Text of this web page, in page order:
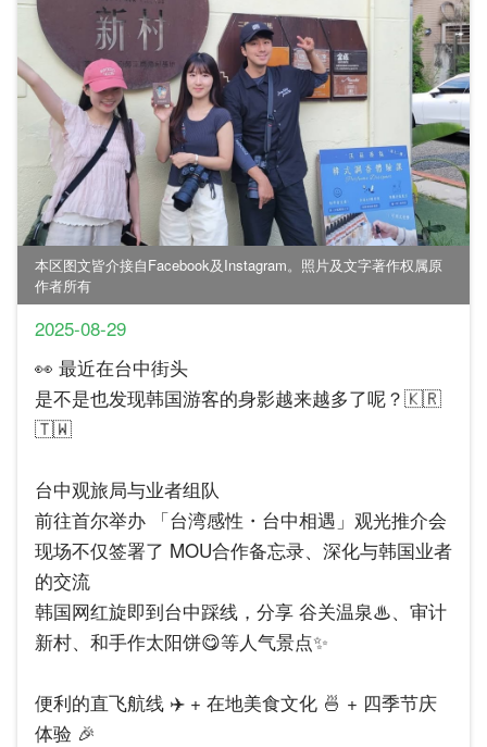
本区图文皆介接自Facebook及Instagram。照片及文字著作权属原
作者所有
2025-08-29
👀 最近在台中街头
是不是也发现韩国游客的身影越来越多了呢？🇰🇷
🇹🇼
台中观旅局与业者组队
前往首尔举办 「台湾感性・台中相遇」观光推介会
现场不仅签署了 MOU合作备忘录、深化与韩国业者
的交流
韩国网红旋即到台中踩线，分享 谷关温泉♨、审计
新村、和手作太阳饼😋等人气景点✨
便利的直飞航线 ✈️ + 在地美食文化 🍜 + 四季节庆
体验 🎉